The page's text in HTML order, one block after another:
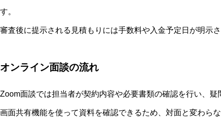
す。
審査後に提示される見積もりには手数料や入金予定日が明示
オンライン面談の流れ
Zoom面談では担当者が契約内容や必要書類の確認を行い、
画面共有機能を使って資料を確認できるため、対面と変わら